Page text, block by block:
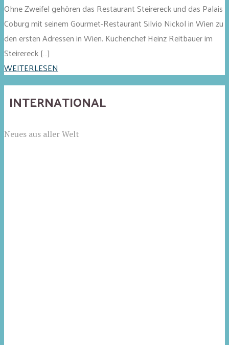
Ohne Zweifel gehören das Restaurant Steirereck und das Palais
Coburg mit seinem Gourmet-Restaurant Silvio Nickol in Wien zu
den ersten Adressen in Wien. Küchenchef Heinz Reitbauer im
Steirereck […]
WEITERLESEN
INTERNATIONAL
Neues aus aller Welt